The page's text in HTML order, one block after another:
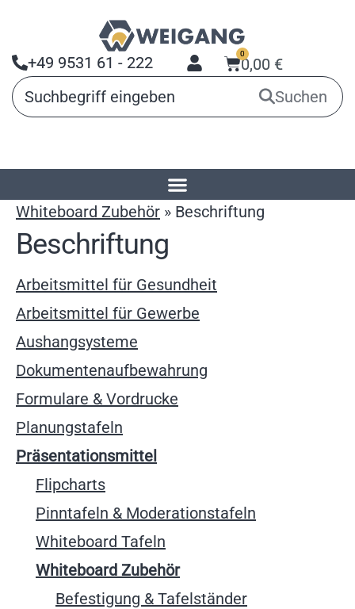
+49 9531 61 - 222 0,00 €
0
Suchen
»Präsentationsmittel
Whiteboard Zubehör » Beschriftung
Beschriftung
Arbeitsmittel für Gesundheit
Arbeitsmittel für Gewerbe
Aushangsysteme
Dokumentenaufbewahrung
Formulare & Vordrucke
Planungstafeln
Präsentationsmittel
Flipcharts
Pinntafeln & Moderationstafeln
Whiteboard Tafeln
Whiteboard Zubehör
Befestigung & Tafelständer